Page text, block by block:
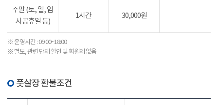
주말 (토, 일, 임
시공휴일 등)
1시간 30,000원
※ 운영시간 : 09:00~18:00
※ 별도, 관련 단체 할인 및 회원제 없음
풋살장 환불조건